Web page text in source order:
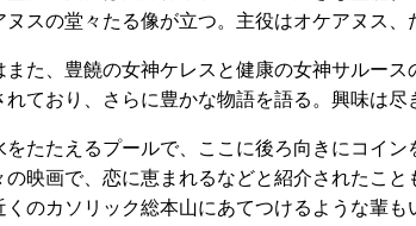
ヌスの堂々たる像が立つ。主役はオケアヌス
また、豊饒の女神ケレスと健康の女神サルー
れており、さらに豊かな物語を語る。興味は尽
をたたえるプールで、ここに後ろ向きにコイ
の映画で、恋に恵まれるなどと紹介されたこ
くのカソリック総本山にあてつけるような輩